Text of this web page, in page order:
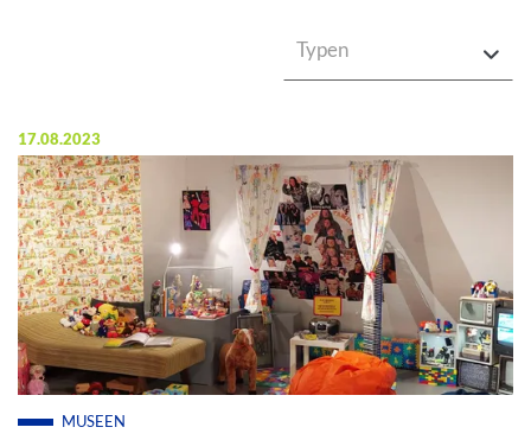
Typen
Veröffentlicht am:
17.08.2023
MUSEEN